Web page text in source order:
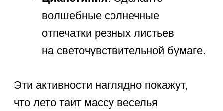
стимулируют креативное
нестандартное мышление.
3. Обучающие уроки и онлайн-
позволяют увлекательно изучать
логику, программирование и
английский язык. Ваш ребенок